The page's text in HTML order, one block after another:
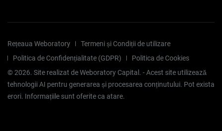
Rețeaua Weboratory
Termeni și Condiții de utilizare
Politica de Confidențialitate (GDPR)
Politica de Cookies
©2026. Site realizat de Weboratory Capital. - Acest site utilizează
tehnologii AI pentru generarea și procesarea conținutului. Pot exista
erori. Informațiile sunt oferite ca atare.